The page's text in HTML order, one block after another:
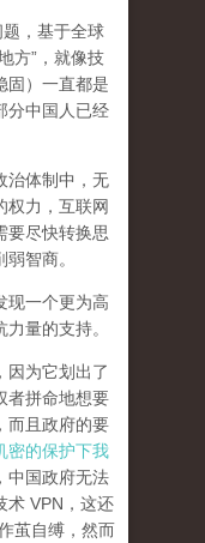
题，基于全球
方”，就像技
固）一直都是
分中国人已经
治体制中，无
权力，互联网
要尽快转换思
弱智商。
现一个更为高
量的支持。
因为它划出了
者拼命地想要
而且政府的要
密的保护下我
中国政府无法
术 VPN，这还
茧自缚，然而